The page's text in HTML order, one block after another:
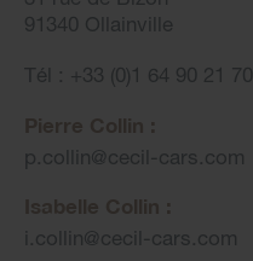
91340 Ollainville
Tél : +33 (0)1 64 90 21 70
p.collin@ cecil-cars.com
i.collin@ cecil-cars.com